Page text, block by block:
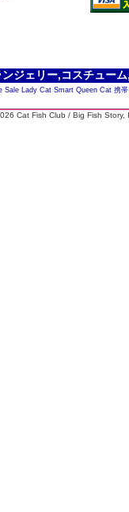
ジェリー,コスチュー
Sale Lady Cat Smart Queen Cat 携
Cat Fish Club / Big Fish Story,